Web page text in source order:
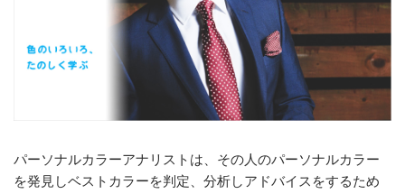
卒業生の声
アクセス
パーソナルカラーアナリストは、その人のパーソナルカラー
を発見しベストカラーを判定、分析しアドバイスをするため